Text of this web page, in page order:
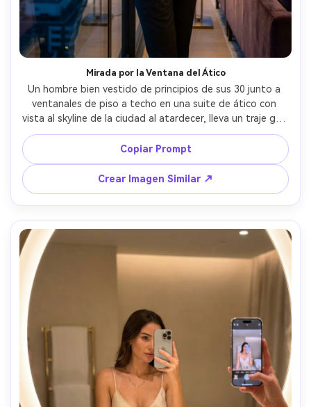
Mirada por la Ventana del Ático
Un hombre bien vestido de principios de sus 30 junto a
ventanales de piso a techo en una suite de ático con
vista al skyline de la ciudad al atardecer, lleva un traje gris
carbón con cuello abierto, una mano en el bolsillo, mezcla
de luz azul de la hora mágica y lámpara interior cálida,
reflejos en el cristal, capturada con Canon R5, 50mm f/1.4,
retrato medio cuerpo, poca profundidad de campo,
fotorrealista, ambiente editorial de lujo, enfoque nítido
en los ojos --ar 4:5
Copiar Prompt
Crear Imagen Similar ↗